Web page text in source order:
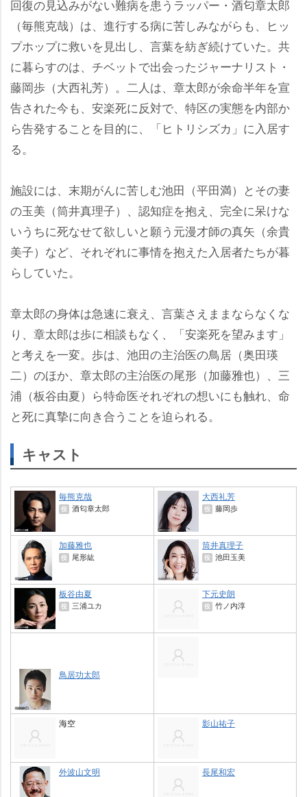
回復の見込みがない難病を患うラッパー・酒匂章太郎
（毎熊克哉）は、進行する病に苦しみながらも、ヒッ
プホップに救いを見出し、言葉を紡ぎ続けていた。共
に暮らすのは、チベットで出会ったジャーナリスト・
藤岡歩（大西礼芳）。二人は、章太郎が余命半年を宣
告された今も、安楽死に反対で、特区の実態を内部か
ら告発することを目的に、「ヒトリシズカ」に入居す
る。
施設には、末期がんに苦しむ池田（平田満）とその妻
の玉美（筒井真理子）、認知症を抱え、完全に呆けな
いうちに死なせて欲しいと願う元漫才師の真矢（余貴
美子）など、それぞれに事情を抱えた入居者たちが暮
らしていた。
章太郎の身体は急速に衰え、言葉さえままならなくな
り、章太郎は歩に相談もなく、「安楽死を望みます」
と考えを一変。歩は、池田の主治医の鳥居（奥田瑛
二）のほか、章太郎の主治医の尾形（加藤雅也）、三
浦（板谷由夏）ら特命医それぞれの想いにも触れ、命
と死に真摯に向き合うことを迫られる。
キャスト
毎熊克哉
役 酒匂章太郎
大西礼芳
役 藤岡歩
加藤雅也
役 尾形紘
筒井真理子
役 池田玉美
板谷由夏
役 三浦ユカ
下元史朗
役 竹ノ内淳
鳥居功太郎
海空 影山祐子
外波山文明 長尾和宏